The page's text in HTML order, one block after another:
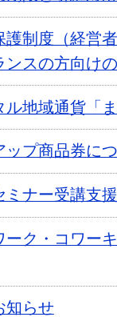
護制度（経営
スの方向けの
地域通貨「ま
ップ商品券に
ミナー受講支
ーク・コワー
知らせ